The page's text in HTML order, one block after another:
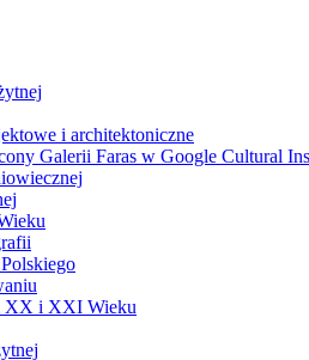
i architektoniczne
Galerii Faras w Google Cultural
XX i XXI Wieku